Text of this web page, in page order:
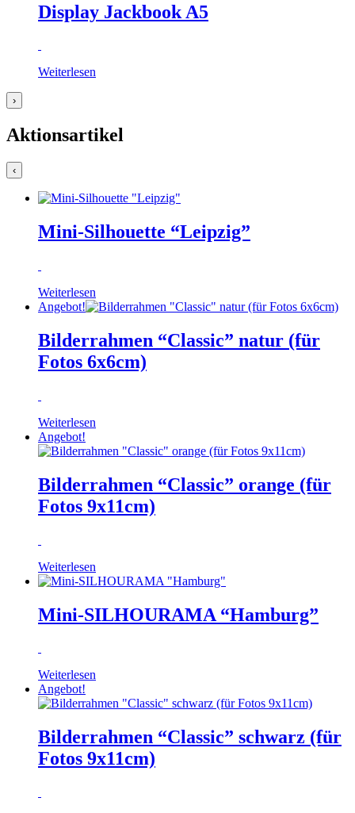
Display Jackbook A5
Weiterlesen
›
Aktionsartikel
‹
Mini-Silhouette “Leipzig”
Weiterlesen
Angebot!
Bilderrahmen “Classic” natur (für
Fotos 6x6cm)
Weiterlesen
Angebot!
Bilderrahmen “Classic” orange (für
Fotos 9x11cm)
Weiterlesen
Mini-SILHOURAMA “Hamburg”
Weiterlesen
Angebot!
Bilderrahmen “Classic” schwarz (für
Fotos 9x11cm)